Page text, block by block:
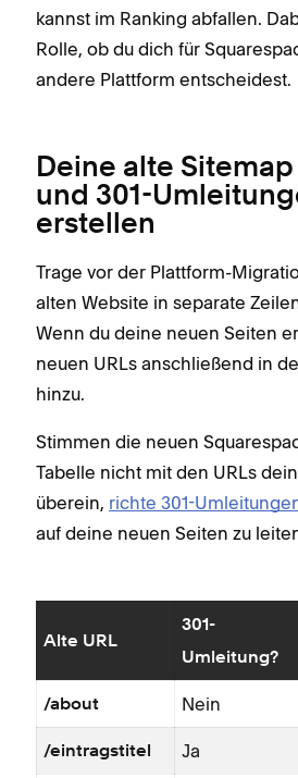
kannst im Ranking abfallen.
Rolle, ob du dich für
andere Plattform entscheidest.
Deine alte
und 301-
erstellen
Trage vor der Plattform-
alten Website in separate
Wenn du deine neuen Seiten
neuen URLs anschließend in
hinzu.
Stimmen die neuen
Tabelle nicht mit den URLs
überein, richte 301-
auf deine neuen Seiten zu
Alte URL
301-
Umleitung?
/about Nein
/eintragstitel Ja